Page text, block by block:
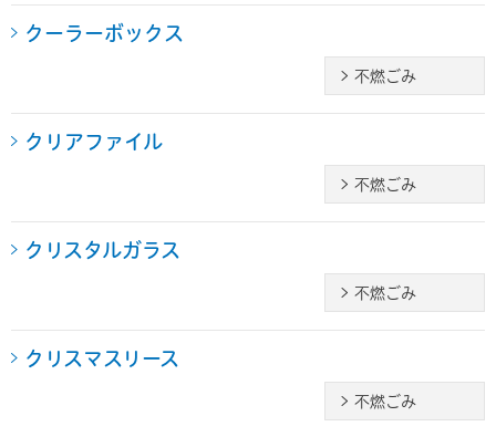
クーラーボックス
不燃ごみ
クリアファイル
不燃ごみ
クリスタルガラス
不燃ごみ
クリスマスリース
不燃ごみ